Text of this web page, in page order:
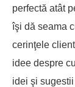
perfectă atât
îşi dă seama
cerinţele
idee despre
idei şi